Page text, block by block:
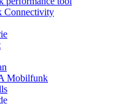
Connectivity
Mobilfunk